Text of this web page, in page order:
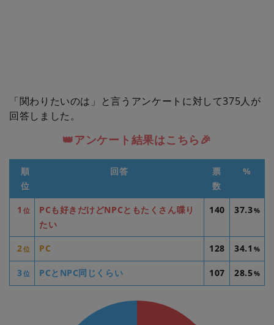
「関わりたいのは」と言うアンケートに対して375人が
回答しました。
👑アンケート結果はこちら🎉
順
位
回答
票
数
%
1 位
PCも好きだけどNPCともたくさん喋り
たい
140 37.3%
2位 PC 128 34.1 %
3位 PCとNPC同じくらい 107 28.5%